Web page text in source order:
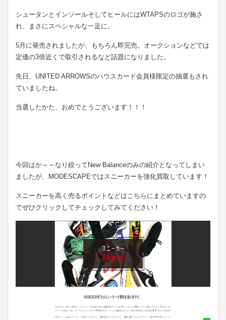
シュータンとインソールそしてヒールにはWTAPSのロゴが施さ
れ、まさにスペシャルな一足に。
5月に発売されましたが、もちろん即完売。オークションなどでは
定価の3倍近くで取引されるなど話題になりました。
先日、UNITED ARROWSのハウスカード会員様限定の抽選もされ
ていましたね。
当選したかた、おめでとうございます！！！
今回はか～～なり絞ってNew Balanceのみの紹介となってしまい
ましたが、MODESCAPEではスニーカーを強化買取しています！
スニーカーを高く売るポイントなどはこちらにまとめていますの
でぜひクリックしてチェックしてみてください！